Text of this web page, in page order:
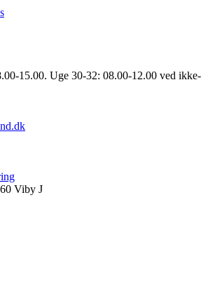
15.00. Uge 30-32: 08.00-12.00 ved ikke-
Viby J